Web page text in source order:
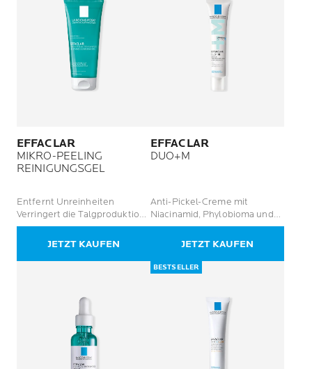
EFFACLAR
MIKRO-PEELING
REINIGUNGSGEL
Entfernt Unreinheiten
Verringert die Talgproduktion
Korrigiert hartnäckige Makel
und FleckenJETZT KAUFEN
EFFACLAR
DUO+M
Anti-Pickel-Creme mit
Niacinamid, Phylobioma und
Procerad für unreine Haut
JETZT KAUFEN
BESTSELLER